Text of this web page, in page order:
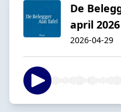
De
april 2026
2026-04-29